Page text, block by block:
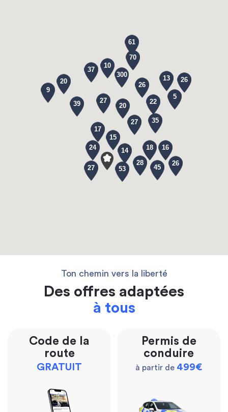
35
70
27
16
26
26
53
14
45
37
17
20
15
22
300
20
18
9
24
28
27
39
13
61
27
26
10
5
Ton chemin vers la liberté
Des offres adaptées
à tous
Code de la
route
GRATUIT
Permis de
conduire
à partir de 499€